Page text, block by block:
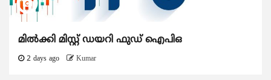
മിൽക്കി മിസ്റ്റ് ഡയറി ഫുഡ് ഐപിഒ
2 days ago Kumar